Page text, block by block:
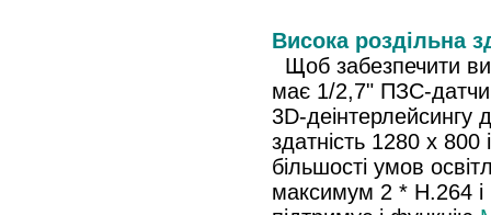
Висока роздільна
Щоб забезпечити
має 1/2,7" ПЗС-
3D-деінтерлейсингу
здатність 1280 x
більшості умов
максимум 2 * H.264 і